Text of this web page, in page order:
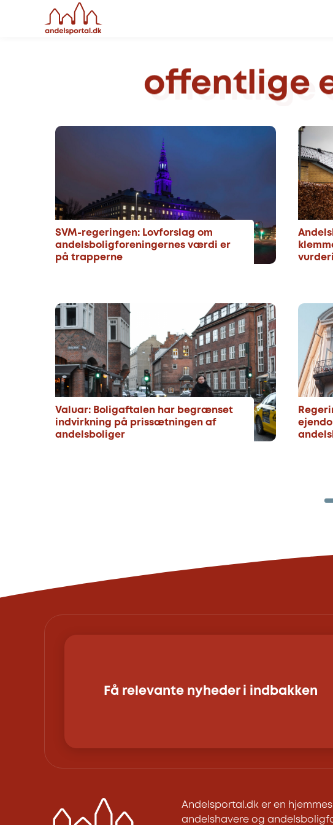
offentlige
SVM-regeringen: Lovforslag om
andelsboligforeningernes værdi er
på trapperne
Valuar: Boligaftalen har begrænset
indvirkning på prissætningen af
andelsboliger
Få relevante nyheder i indbakken
Andelsportal.dk er en
andelshavere og